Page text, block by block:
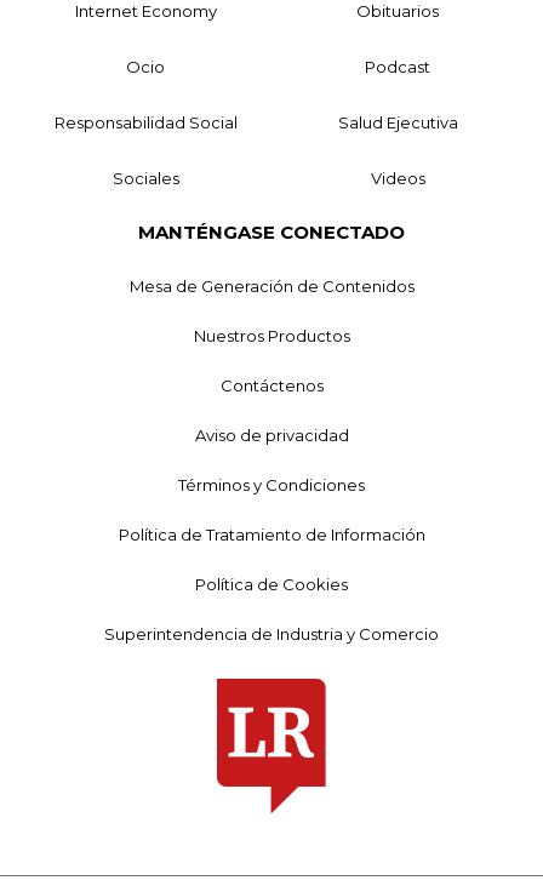
Internet Economy Obituarios
Ocio Podcast
Responsabilidad Social Salud Ejecutiva
Sociales Videos
MANTÉNGASE CONECTADO
Mesa de Generación de Contenidos
Nuestros Productos
Contáctenos
Aviso de privacidad
Términos y Condiciones
Política de Tratamiento de Información
Política de Cookies
Superintendencia de Industria y Comercio